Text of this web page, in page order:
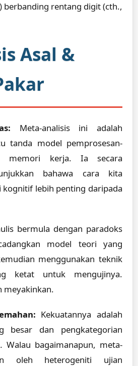
berbanding rentang digit (cth.,
Asal &
Meta-analisis ini adalah
tanda model pemprosesan-
memori kerja. Ia secara
bahawa cara kita
lebih penting daripada
bermula dengan paradoks
model teori yang
menggunakan teknik
ketat untuk mengujinya.
meyakinkan.
Kekuatannya adalah
besar dan pengkategorian
Walau bagaimanapun, meta-
oleh heterogeniti ujian